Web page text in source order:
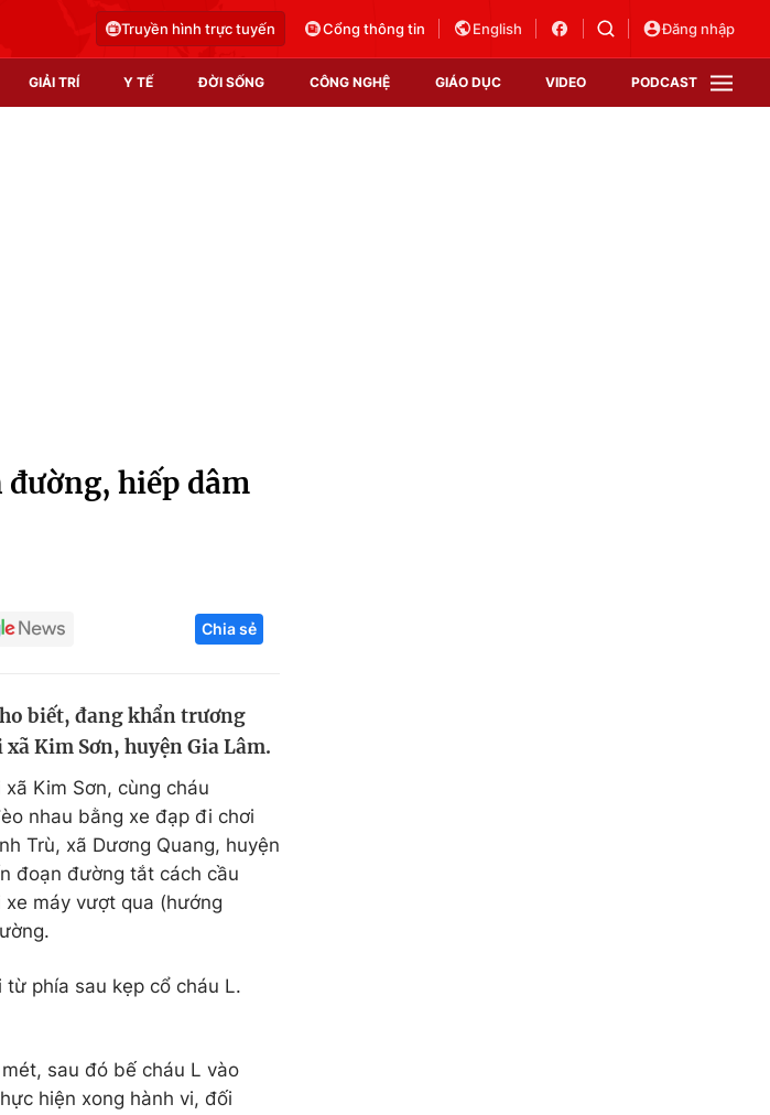
Truyền hình trực tuyến Cổng thông tin English Đăng nhập
GIẢI TRÍ Y TẾ ĐỜI SỐNG CÔNG NGHỆ GIÁO DỤC VIDEO PODCAST
Infographic
Hitech Công nghệ tương lai
Thị trường
hiếp dâm
Chia sẻ
biết, đang khẩn trương
Kim Sơn, huyện Gia Lâm.
Kim Sơn, cùng cháu
nhau bằng xe đạp đi chơi
Trù, xã Dương Quang, huyện
đoạn đường tắt cách cầu
máy vượt qua (hướng
phía sau kẹp cổ cháu L.
sau đó bế cháu L vào
hiện xong hành vi, đối